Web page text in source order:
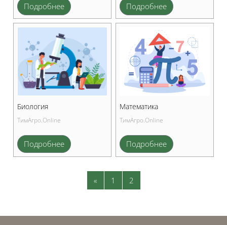
Подробнее Подробнее
Биология
ТимАгро.Online
Подробнее
Математика
ТимАгро.Online
Подробнее
«Предыдущая страница
1 Страница 1
2